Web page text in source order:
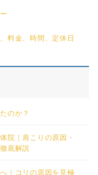
料金、時間、定休日
のか？
院｜肩こりの原因・
底解説
｜コリの原因を見極